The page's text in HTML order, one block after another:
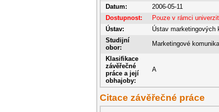
Datum:
2006-05-11
Dostupnost:
Pouze v rámci
Ústav:
Ústav marketingových
Studijní
obor:
Marketingové
Klasifikace
závěřečné
práce a její
obhajoby:
A
Citace závěřečné práce